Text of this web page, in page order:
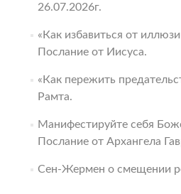
26.07.2026г.
«Как избавиться от
Послание от Иисуса.
«Как пережить
Рамта.
Манифестируйте себя
Послание от Архангела
Сен-Жермен о смещении